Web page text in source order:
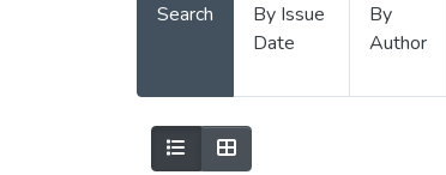
Search
By Issue
Date
By
Author